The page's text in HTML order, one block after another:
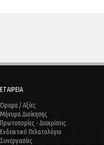
ΕΤΑΙΡΕΙΑ
Όραμα / Αξίες
Μήνυμα Διοίκησης
Πρωτοπορίες - Διακρίσεις
Ενδεικτικό Πελατολόγιο
Συνεργασίες